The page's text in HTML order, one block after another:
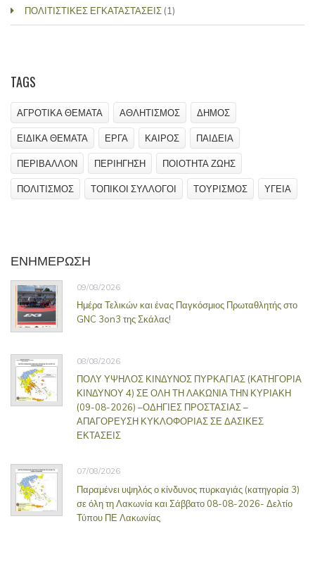
ΠΟΛΙΤΙΣΤΙΚΕΣ ΕΓΚΑΤΑΣΤΑΣΕΙΣ (1)
TAGS
ΑΓΡΟΤΙΚΑ ΘΕΜΑΤΑ ΑΘΛΗΤΙΣΜΟΣ ΔΗΜΟΣ
ΕΙΔΙΚΑ ΘΕΜΑΤΑ ΕΡΓΑ ΚΑΙΡΟΣ ΠΑΙΔΕΙΑ
ΠΕΡΙΒΑΛΛΟΝ ΠΕΡΙΗΓΗΣΗ ΠΟΙΟΤΗΤΑ ΖΩΗΣ
ΠΟΛΙΤΙΣΜΟΣ ΤΟΠΙΚΟΙ ΣΥΛΛΟΓΟΙ ΤΟΥΡΙΣΜΟΣ ΥΓΕΙΑ
ΕΝΗΜΕΡΩΣΗ
09/08/2026
Ημέρα Τελικών και ένας Παγκόσμιος Πρωταθλητής στο
GNC 3on3 της Σκάλας!
08/08/2026
ΠΟΛΥ ΥΨΗΛΟΣ ΚΙΝΔΥΝΟΣ ΠΥΡΚΑΓΙΑΣ (ΚΑΤΗΓΟΡΙΑ
ΚΙΝΔΥΝΟΥ 4) ΣΕ ΟΛΗ ΤΗ ΛΑΚΩΝΙΑ ΤΗΝ ΚΥΡΙΑΚΗ
(09-08-2026) –ΟΔΗΓΙΕΣ ΠΡΟΣΤΑΣΙΑΣ –
ΑΠΑΓΟΡΕΥΣΗ ΚΥΚΛΟΦΟΡΙΑΣ ΣΕ ΔΑΣΙΚΕΣ
ΕΚΤΑΣΕΙΣ
07/08/2026
Παραμένει υψηλός ο κίνδυνος πυρκαγιάς (κατηγορία 3)
σε όλη τη Λακωνία και Σάββατο 08-08-2026- Δελτίο
Τύπου ΠΕ Λακωνίας